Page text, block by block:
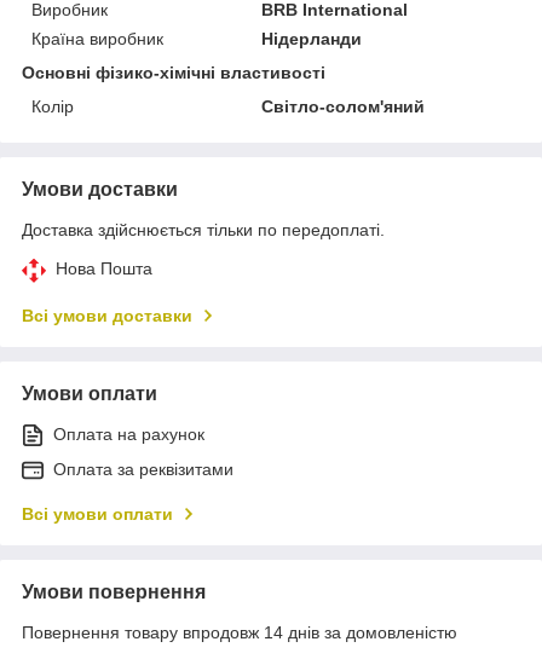
Виробник
BRB International
Країна виробник
Нідерланди
Основні фізико-хімічні властивості
Колір
Світло-солом'яний
Умови доставки
Доставка здійснюється тільки по передоплаті.
Нова Пошта
Всі умови доставки
Умови оплати
Оплата на рахунок
Оплата за реквізитами
Всі умови оплати
Умови повернення
Повернення товару впродовж 14 днів за домовленістю